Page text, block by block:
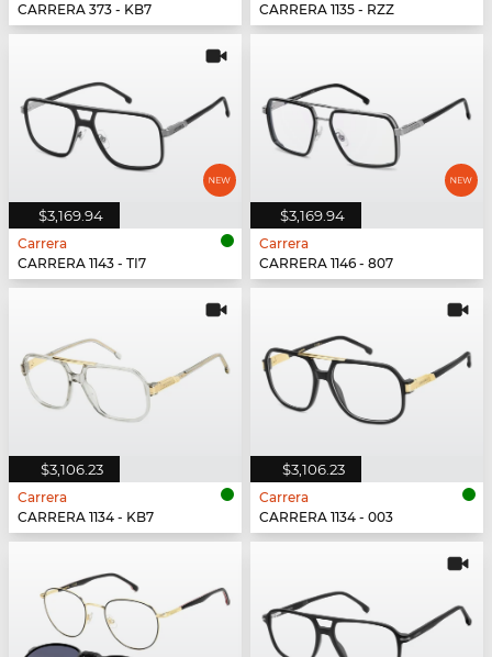
CARRERA 373 - KB7
CARRERA 1135 - RZZ
$3,169.94
Carrera
CARRERA 1143 - TI7
$3,169.94
Carrera
CARRERA 1146 - 807
$3,106.23
Carrera
CARRERA 1134 - KB7
$3,106.23
Carrera
CARRERA 1134 - 003